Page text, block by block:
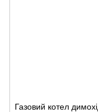
Газовий котел